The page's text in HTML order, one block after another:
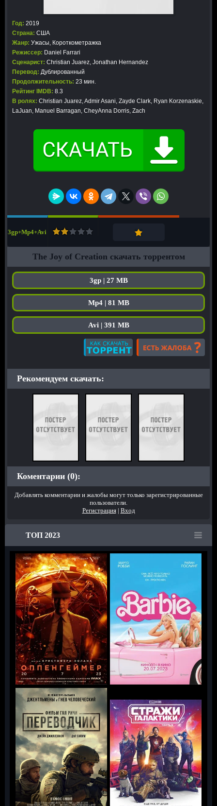
Год: 2019
Страна: США
Жанр: Ужасы, Короткометражка
Режиссер: Daniel Farrari
Сценарист: Christian Juarez, Jonathan Hernandez
Перевод: Дублированный
Продолжительность: 23 мин.
Рейтинг IMDB: 8.3
В ролях: Christian Juarez, Admir Asani, Zayde Clark, Ryan Korzenaskie,
LaJuan, Manuel Barragan, CheyAnna Dorris, Zach
3gp+Mp4+Avi
The Joy of Creation скачать торрентом
3gp | 27 MB
Mp4 | 81 MB
Avi | 391 MB
Рекомендуем скачать:
Коментарии (0):
Добавлять комментарии и жалобы могут только зарегистрированные
пользователи.
Регистрация| Вход
ТОП 2023